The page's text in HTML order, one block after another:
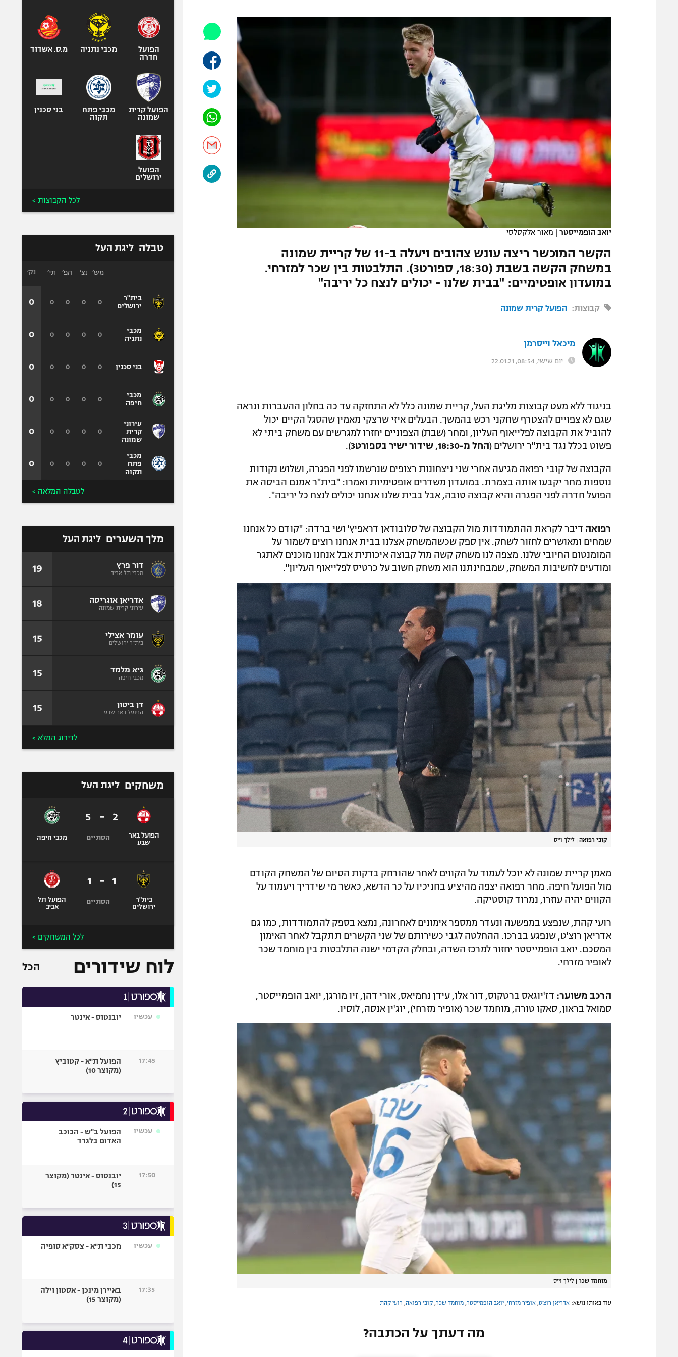
מדיניות פרטיות
תקנון פעילות ספורט 1
רשיון להקרנה פומבית לבית עסק
הצטרפות לחבילת הערוצים
המגזין
הפועל תל אביב
הפועל חיפה
הפועל באר שבע
מכבי נתניה
בני יהודה
ליגה סינית
אופניים
ספורט מוטורי
כדורמים
בייסבול MLB
ספורט אתגרי
אומנויות לחימה
יואב הופמייסטר | מאור אלקסלסי
הקשר המוכשר ריצה עונש צהובים ויעלה ב-11 של קריית שמונה
במשחק הקשה בשבת (18:30, ספורט3). התלבטות בין שכר למזרחי.
במועדון אופטימיים: "בבית שלנו - יכולים לנצח כל יריבה"
קבוצות: הפועל קרית שמונה
מיכאל וייסרמן
יום שישי, 08:54, 22.01.21
בניגוד ללא מעט קבוצות מליגת העל, קריית שמונה כלל לא התחזקה עד כה בחלון ההעברות ונראה
שגם לא צפויים להצטרף שחקני רכש בהמשך. הבעלים איזי שרצקי מאמין שהסגל הקיים יכול
להוביל את הקבוצה לפלייאוף העליון, ומחר (שבת) הצפוניים יחזרו למגרשים עם משחק ביתי לא
פשוט בכלל נגד בית"ר ירושלים (החל מ-18:30, שידור ישיר בספורט3 ).
הקבוצה של קובי רפואה מגיעה אחרי שני ניצחונות רצופים שנרשמו לפני הפגרה, ושלוש נקודות
נוספות מחר יקבעו אותה בצמרת. במועדון משדרים אופטימיות ואמרו: "בית"ר אמנם הביסה את
הפועל חדרה לפני הפגרה והיא קבוצה טובה, אבל בבית שלנו אנחנו יכולים לנצח כל יריבה".
רפואה דיבר לקראת ההתמודדות מול הקבוצה של סלובודאן דראפיץ' ושי ברדה: "קודם כל אנחנו
שמחים ומאושרים לחזור לשחק. אין ספק שכשהמשחק אצלנו בבית אנחנו רוצים לשמור על
המומנטום החיובי שלנו. מצפה לנו משחק קשה מול קבוצה איכותית אבל אנחנו מוכנים לאתגר
ומודעים לחשיבות המשחק, שמבחינתנו הוא משחק חשוב על כרטיס לפלייאוף העליון".
קובי רפואה לילך וייס
מאמן קריית שמונה לא יוכל לעמוד על הקווים לאחר שהורחק בדקות הסיום של המשחק הקודם
מול הפועל חיפה. מחר רפואה יצפה מהיציע בחניכיו על כר הדשא, כאשר מי שידריך ויעמוד על
הקווים יהיה עוזרו, נמרוד קוסטיקה.
רועי קהת, שנפצע במפשעה ונעדר ממספר אימונים לאחרונה, נמצא בספק להתמודדות, כמו גם
אדריאן רוצ'ט, שנפגע בברכו. ההחלטה לגבי כשירותם של שני הקשרים תתקבל לאחר האימון
המסכם. יואב הופמייסטר יחזור למרכז השדה, ובחלק הקדמי ישנה התלבטות בין מוחמד שכר
לאופיר מזרחי.
הרכב משוער: דז'יוגאס ברטקוס, דור אלו, עידן נחמיאס, אורי דהן, זיו מורגן, יואב הופמייסטר,
סמואל בראון, סאקו טורה, מוחמד שכר (אופיר מזרחי), יוג'ין אנסה, לוסיו.
מוחמד שכר לילך וייס
עוד באותו נושא: אדריאן רוצ'ט, אופיר מזרחי, יואב הופמייסטר, מוחמד שכר, קובי רפואה, רועי קהת
מה דעתך על הכתבה?
הפועל
חדרה
מכבי נתניה מ.ס. אשדוד
הפועל קרית
שמונה
מכבי פתח
תקוה
בני סכנין
הפועל
ירושלים
לכל הקבוצות >
טבלה ליגת העל
בית"ר
ירושלים
מכבי
נתניה
בני סכנין
מכבי
חיפה
עירוני
קרית
שמונה
מכבי
פתח
תקוה
מש׳ נצ׳ הפ׳ תי׳
0
0
0
0
0
0
0
0
0
0
0
0
0
0
0
0
0
0
0
0
0
0
0
0
נק׳
0
0
0
0
0
0
לטבלה המלאה >
מלך השערים ליגת העל
דור פרץ
מכבי תל אביב 19
אדריאן אוגריסה
עירוני קרית שמונה 18
עומר אצילי
בית"ר ירושלים 15
גיא מלמד
מכבי חיפה 15
דן ביטון
הפועל באר שבע 15
לדירוג המלא >
משחקים ליגת העל
הפועל באר
שבע
2
-
5
הסתיים מכבי חיפה
בית"ר
ירושלים
1
-
1
הסתיים
הפועל תל
אביב
לכל המשחקים >
לוח שידורים הכל
עכשיו יובנטוס - אינטר
17:45
הפועל ת"א - קטוביץ
(מקוצר 10)
עכשיו
הפועל ב"ש - הכוכב
האדום בלגרד
17:50
יובנטוס - אינטר (מקוצר
15)
עכשיו מכבי ת"א - צסק"א סופיה
17:35
באיירן מינכן - אסטון וילה
(מקוצר 15)